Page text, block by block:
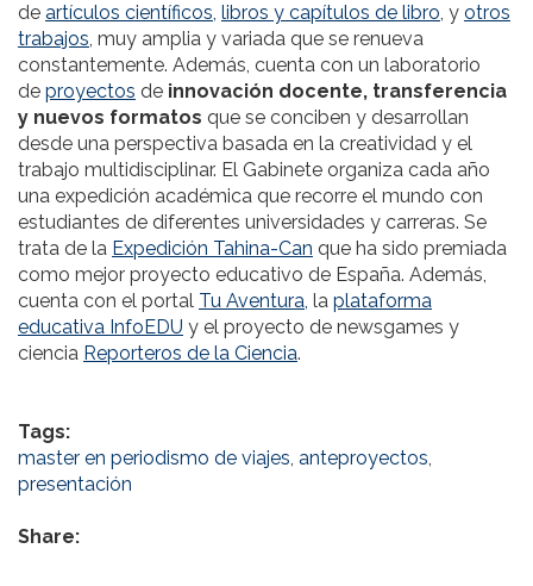
de artículos científicos, libros y capítulos de libro, y otros
trabajos, muy amplia y variada que se renueva
constantemente. Además, cuenta con un laboratorio
de proyectos de innovación docente, transferencia
y nuevos formatos que se conciben y desarrollan
desde una perspectiva basada en la creatividad y el
trabajo multidisciplinar. El Gabinete organiza cada año
una expedición académica que recorre el mundo con
estudiantes de diferentes universidades y carreras. Se
trata de la Expedición Tahina-Can que ha sido premiada
como mejor proyecto educativo de España. Además,
cuenta con el portal Tu Aventura, la plataforma
educativa InfoEDU y el proyecto de newsgames y
ciencia Reporteros de la Ciencia.
Tags:
master en periodismo de viajes, anteproyectos,
presentación
Share: